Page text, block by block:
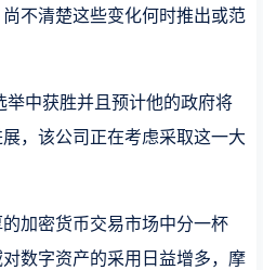
不清楚这些变化何时推出或范
举中获胜并且预计他的政府将
，该公司正在考虑采取这一大
加密货币交易市场中分一杯
数字资产的采用日益增多，摩